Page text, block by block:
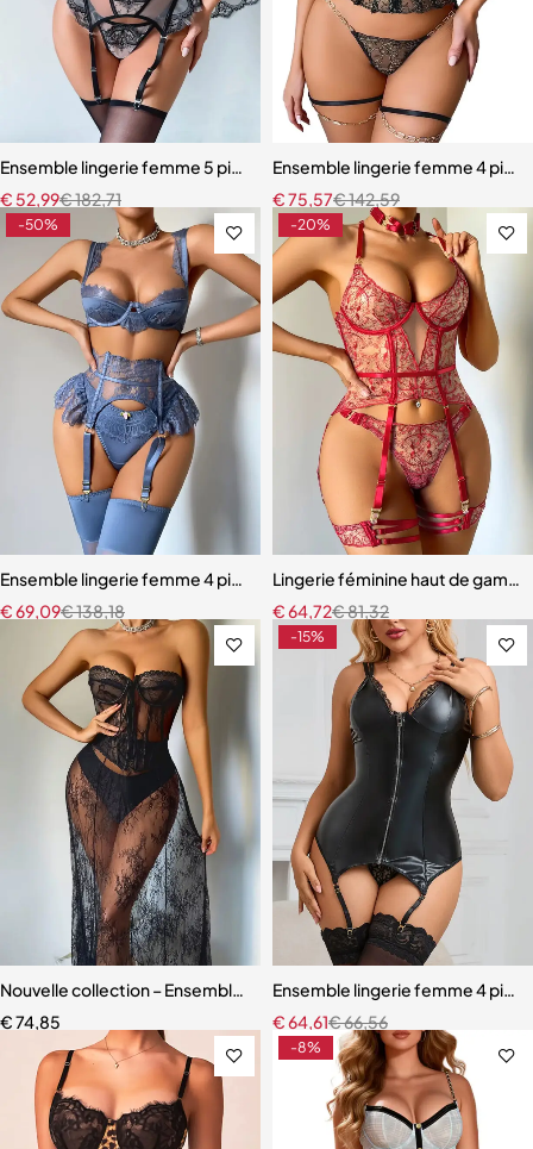
Ensemble lingerie femme 5 pièces – Dentelle brodée florale avec
€182,71
€ 52,99
Ensemble lingerie femme 4
€142,59
€75,57
-50%
Ensemble lingerie femme 4 pièces – Satin bleu ardoise et dentelle à
€138,18
€69,09
-20%
Lingerie féminine haut de
€81,32
€64,72
Nouvelle collection – Ensemble lingerie 3 pièces élégant et moderne
€74,85
-15%
Ensemble lingerie femme 4
€66,56
€64,61
-8%